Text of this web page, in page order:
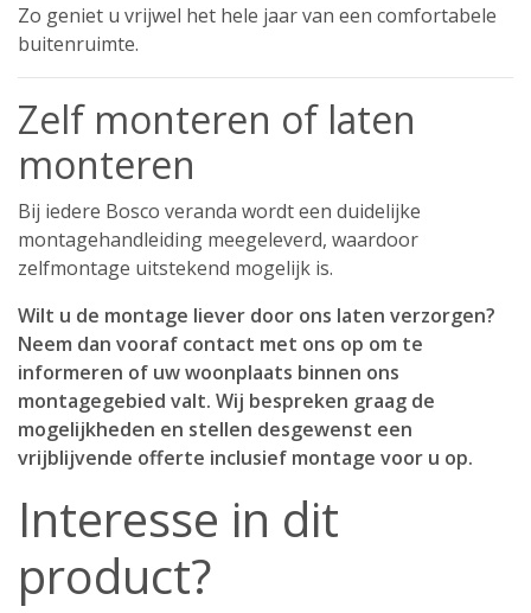
Zo geniet u vrijwel het hele jaar van een comfortabele
buitenruimte.
Zelf monteren of laten
monteren
Bij iedere Bosco veranda wordt een duidelijke
montagehandleiding meegeleverd, waardoor
zelfmontage uitstekend mogelijk is.
Wilt u de montage liever door ons laten verzorgen?
Neem dan vooraf contact met ons op om te
informeren of uw woonplaats binnen ons
montagegebied valt. Wij bespreken graag de
mogelijkheden en stellen desgewenst een
vrijblijvende offerte inclusief montage voor u op.
Interesse in dit
product?